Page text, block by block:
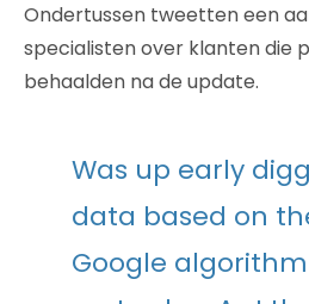
Ondertussen tweetten een
specialisten over klanten die
behaalden na de update.
Was up early
data based on
Google